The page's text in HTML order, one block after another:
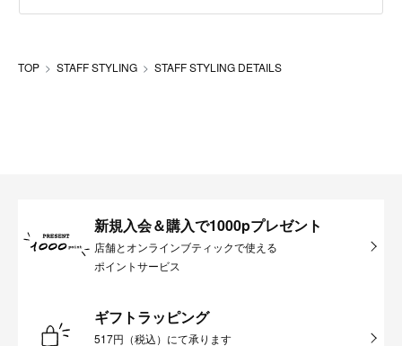
TOP STAFF STYLING STAFF STYLING DETAILS
新規入会＆購入で1000pプレゼント
店舗とオンラインブティックで使える
ポイントサービス
ギフトラッピング
517円（税込）にて承ります